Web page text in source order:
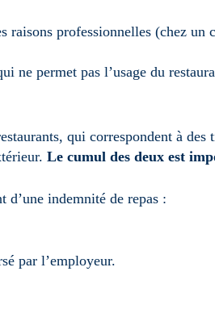
raisons professionnelles (chez
ne permet pas l’usage du
qui correspondent à
Le cumul des deux est
d’une indemnité de repas :
par l’employeur.